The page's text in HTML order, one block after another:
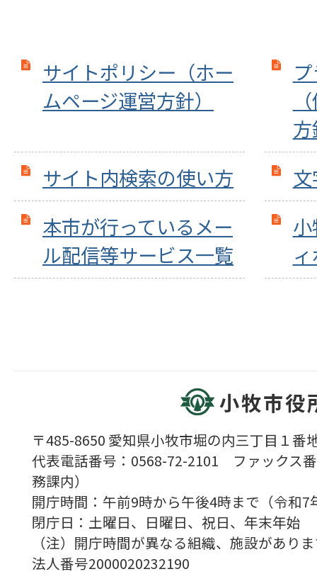
サイトポリシー（ホー
ムページ運営方針）
サイト内検索の使い方
本市が行っているメー
ル配信等サービス一覧
小牧市役
〒485-8650 愛知県小牧市堀の内三丁目１番
代表電話番号：0568-72-2101 ファックス
務課内）
開庁時間：午前9時から午後4時まで（令
閉庁日：土曜日、日曜日、祝日、年末年始
（注）開庁時間が異なる組織、施設があり
法人番号2000020232190